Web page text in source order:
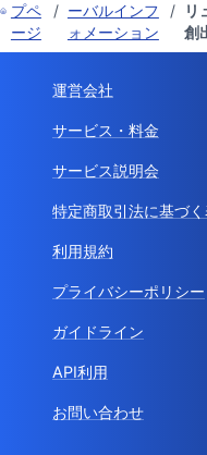
プペ
ージ
/ ーバルインフ
ォメーション
/
リ
創
運営会社
サービス・料金
サービス説明会
特定商取引法に基づ
利用規約
プライバシーポリシー
ガイドライン
API利用
お問い合わせ